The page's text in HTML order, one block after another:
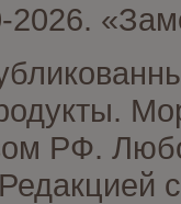
2026.
РФ.